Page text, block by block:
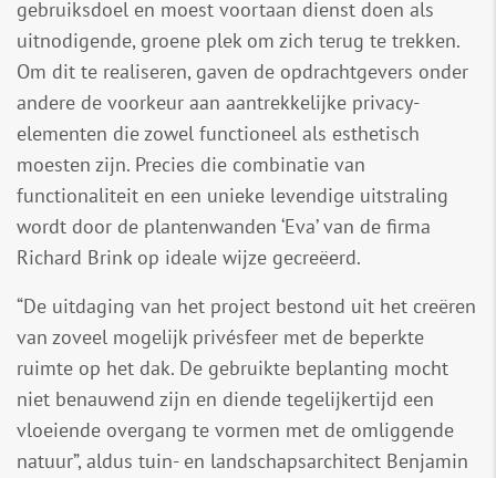
gebruiksdoel en moest voortaan dienst doen als
uitnodigende, groene plek om zich terug te trekken.
Om dit te realiseren, gaven de opdrachtgevers onder
andere de voorkeur aan aantrekkelijke privacy-
elementen die zowel functioneel als esthetisch
moesten zijn. Precies die combinatie van
functionaliteit en een unieke levendige uitstraling
wordt door de plantenwanden ‘Eva’ van de firma
Richard Brink op ideale wijze gecreëerd.
“De uitdaging van het project bestond uit het creëren
van zoveel mogelijk privésfeer met de beperkte
ruimte op het dak. De gebruikte beplanting mocht
niet benauwend zijn en diende tegelijkertijd een
vloeiende overgang te vormen met de omliggende
natuur”, aldus tuin- en landschapsarchitect Benjamin